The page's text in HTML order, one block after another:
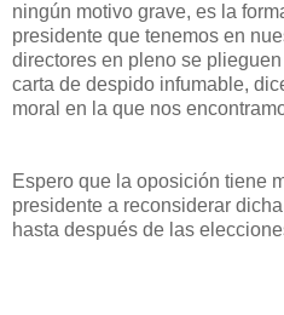
ningún motivo grave, es la
presidente que tenemos en
directores en pleno se
carta de despido infumable,
moral en la que nos
Espero que la oposición tiene
presidente a reconsiderar
hasta después de las